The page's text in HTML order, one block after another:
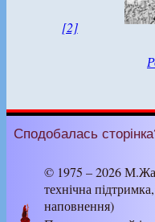
[2]
Сподобалась
© 1975 – 2026
технічна
наповнення)